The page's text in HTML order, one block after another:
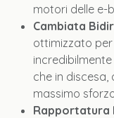
motori delle e-
Cambiata
ottimizzato
che in
massimo
Rapportatura